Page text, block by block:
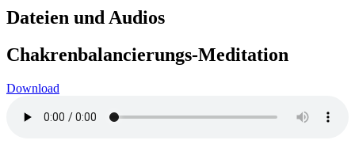
Dateien und Audios
Chakrenbalancierungs-Meditation
Download